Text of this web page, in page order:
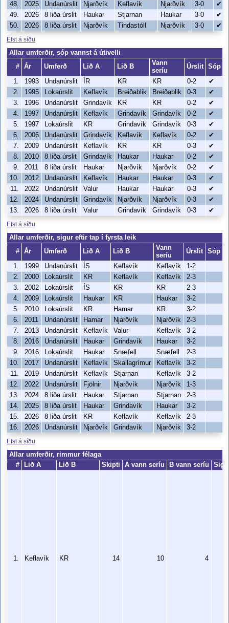
48.
2025 Undanúrslit Njarðvík Keflavík Njarðvík 3-0
✔
49.
2026 8 liða úrslit Haukar Stjarnan Haukar 3-0
✔
50.
2026 8 liða úrslit Njarðvík Tindastóll Njarðvík 3-0
✔
Efst á síðu
Allar umferðir, sóp vannst á útivelli
#
Ár Umferð Lið A Lið B
Vann
seríu
Úrslit Sóp
1. 1993 Undanúrslit ÍR KR KR 0-2
✔
2.
1995 Lokaúrslit Keflavík Breiðablik Breiðablik 0-3
✔
3.
1996 Undanúrslit Grindavík KR KR 0-2
✔
4.
1997 Undanúrslit Keflavík Grindavík Grindavík 0-2
✔
5.
1997 Lokaúrslit KR Grindavík Grindavík 0-3
✔
6.
2006 Undanúrslit Grindavík Keflavík Keflavík 0-2
✔
7.
2009 Undanúrslit Keflavík KR KR 0-3
✔
8.
2010 8 liða úrslit Grindavík Haukar Haukar 0-2
✔
9.
2011 8 liða úrslit Haukar Njarðvík Njarðvík 0-2
✔
10.
2012 Undanúrslit Keflavík Haukar Haukar 0-3
✔
11.
2022 Undanúrslit Valur Haukar Haukar 0-3
✔
12.
2024 Undanúrslit Grindavík Njarðvík Njarðvík 0-3
✔
13.
2026 8 liða úrslit Valur Grindavík Grindavík 0-3
✔
Efst á síðu
Allar umferðir, sigur eftir tap í fyrsta leik
#
Ár Umferð Lið A Lið B
Vann
seríu
Úrslit Sóp
1. 1999 Undanúrslit ÍS Keflavík Keflavík
1-2
2.
2000 Lokaúrslit KR Keflavík Keflavík
2-3
3.
2002 Lokaúrslit ÍS KR KR
2-3
4.
2009 Lokaúrslit Haukar KR Haukar
3-2
5.
2010 Lokaúrslit KR Hamar KR
3-2
6.
2011 Undanúrslit Hamar Njarðvík Njarðvík
2-3
7.
2013 Undanúrslit Keflavík Valur Keflavík
3-2
8.
2016 Undanúrslit Haukar Grindavík Haukar
3-2
9.
2016 Lokaúrslit Haukar Snæfell Snæfell
2-3
10.
2017 Undanúrslit Keflavík Skallagrímur Keflavík
3-2
11.
2019 Undanúrslit Keflavík Stjarnan Keflavík
3-2
12.
2022 Undanúrslit Fjölnir Njarðvík Njarðvík
1-3
13.
2024 8 liða úrslit Haukar Stjarnan Stjarnan
2-3
14.
2025 8 liða úrslit Haukar Grindavík Haukar
3-2
15.
2026 8 liða úrslit KR Keflavík Keflavík
2-3
16.
2026 Undanúrslit Njarðvík Grindavík Njarðvík
3-2
Efst á síðu
Allar umferðir, rimmur félaga
#
Lið A Lið B Skipti A vann seríu B vann seríu
1. Keflavík KR 14 10 4